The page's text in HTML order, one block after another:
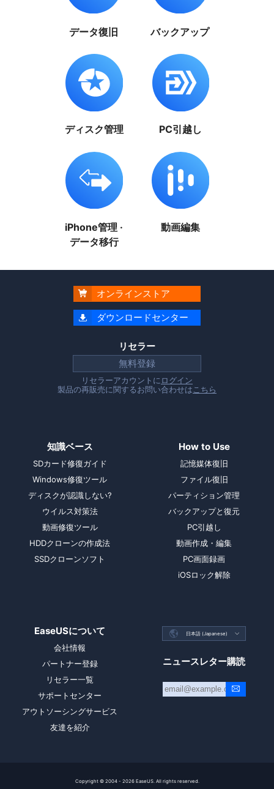
データ復旧 バックアップ
ディスク管理 PC引越し
iPhone管理 ·
データ移行
動画編集
 オンラインストア
 ダウンロードセンター
リセラー
無料登録
リセラーアカウントにログイン
製品の再販売に関するお問い合わせはこちら
知識ベース
SDカード修復ガイド
Windows修復ツール
ディスクが認識しない?
ウイルス対策法
動画修復ツール
HDDクローンの作成法
SSDクローンソフト
How to Use
記憶媒体復旧
ファイル復旧
パーティション管理
バックアップと復元
PC引越し
動画作成・編集
PC画面録画
iOSロック解除
EaseUSについて
会社情報
パートナー登録
リセラー一覧
サポートセンター
アウトソーシングサービス
友達を紹介
 日本語 (Japanese) 
ニュースレター購読
Copyright © 2004 - 2026EaseUS. All rights reserved.